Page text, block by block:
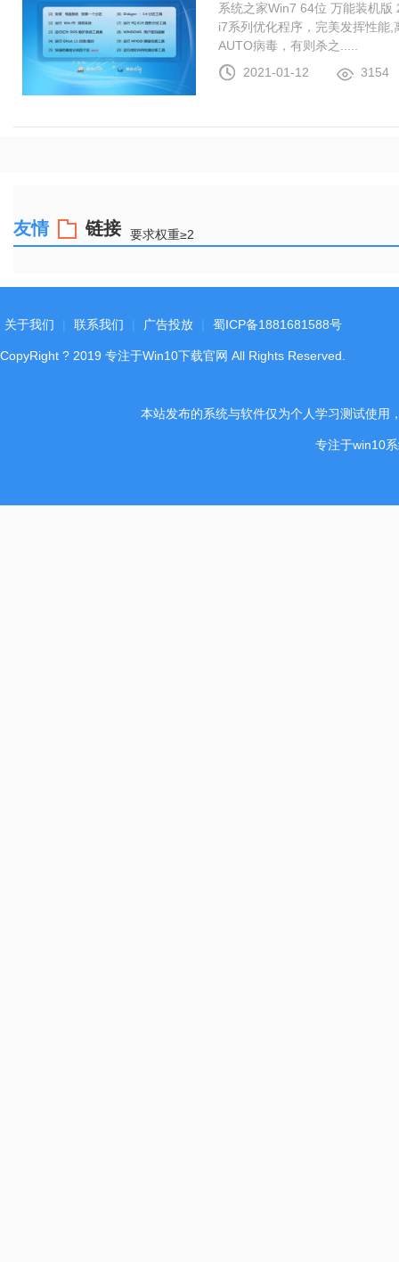
系统之家Win7 64位 万能装机
i7系列优化程序，完美发挥性能
AUTO病毒，有则杀之.....
2021-01-12
3154
友情 链接 要求权重≥2
关于我们 联系我们 广告投放 蜀ICP备1881681588号
CopyRight ? 2019 专注于Win10下载官网 All Rights Reserved.
本站发布的系统与软件仅为个人学习测试使用
专注于win10